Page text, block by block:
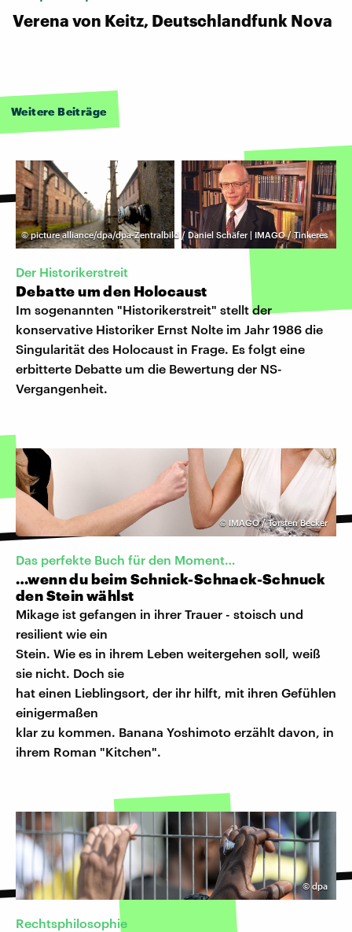
Verena von Keitz, Deutschlandfunk Nova
Weitere Beiträge
©picture alliance/dpa/dpa-Zentralbild / Daniel Schäfer | IMAGO / Tinkeres
Der Historikerstreit
Debatte um den Holocaust
Im sogenannten "Historikerstreit" stellt der
konservative Historiker Ernst Nolte im Jahr 1986 die
Singularität des Holocaust in Frage. Es folgt eine
erbitterte Debatte um die Bewertung der NS-
Vergangenheit.
© IMAGO / Torsten Becker
Das perfekte Buch für den Moment…
…wenn du beim Schnick-Schnack-Schnuck
den Stein wählst
Mikage ist gefangen in ihrer Trauer - stoisch und
resilient wie ein
Stein. Wie es in ihrem Leben weitergehen soll, weiß
sie nicht. Doch sie
hat einen Lieblingsort, der ihr hilft, mit ihren Gefühlen
einigermaßen
klar zu kommen. Banana Yoshimoto erzählt davon, in
ihrem Roman "Kitchen".
© dpa
Rechtsphilosophie